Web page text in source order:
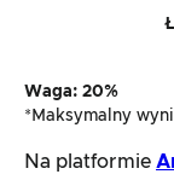
Waga: 20%
*Maksymalny
Na platformie